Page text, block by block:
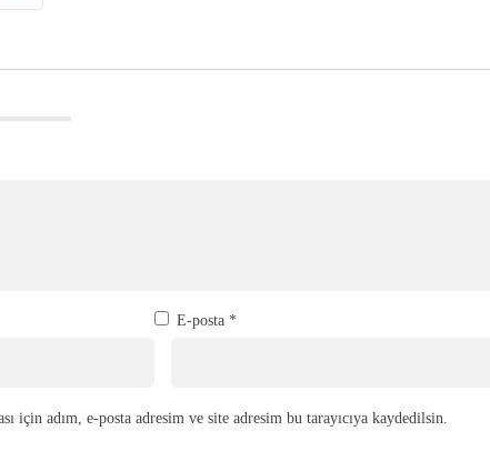
E-posta *
için adım, e-posta adresim ve site adresim bu tarayıcıya kaydedilsin.